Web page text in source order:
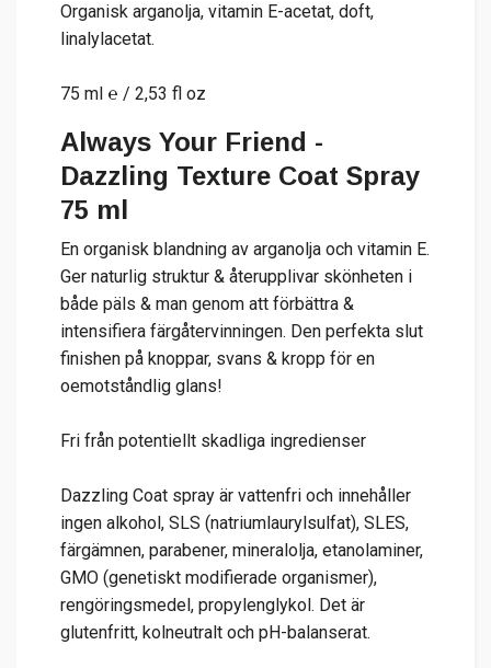
Organisk arganolja, vitamin E-acetat, doft,
linalylacetat.
75 ml ℮ / 2,53 fl oz
Always Your Friend -
Dazzling Texture Coat Spray
75 ml
En organisk blandning av arganolja och vitamin E.
Ger naturlig struktur & återupplivar skönheten i
både päls & man genom att förbättra &
intensifiera färgåtervinningen. Den perfekta slut
finishen på knoppar, svans & kropp för en
oemotståndlig glans!
Fri från potentiellt skadliga ingredienser
Dazzling Coat spray är vattenfri och innehåller
ingen alkohol, SLS (natriumlaurylsulfat), SLES,
färgämnen, parabener, mineralolja, etanolaminer,
GMO (genetiskt modifierade organismer),
rengöringsmedel, propylenglykol. Det är
glutenfritt, kolneutralt och pH-balanserat.